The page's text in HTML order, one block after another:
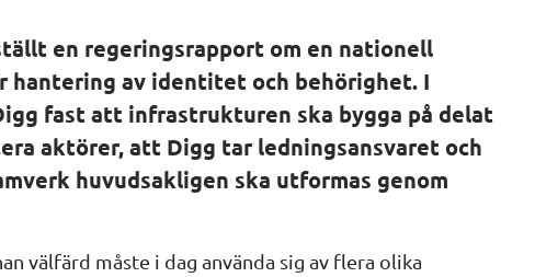
en regeringsrapport om en nationell
av identitet och behörighet. I
fast att infrastrukturen ska bygga på delat
aktörer, att Digg tar ledningsansvaret och
huvudsakligen ska utformas genom
välfärd måste i dag använda sig av flera olika